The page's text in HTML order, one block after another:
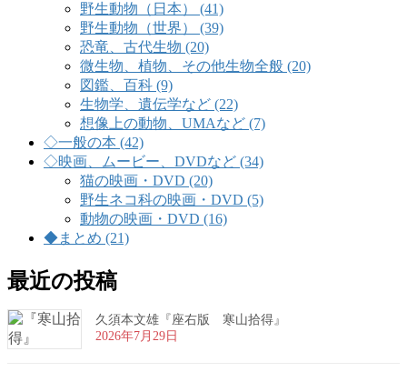
野生動物（日本） (41)
野生動物（世界） (39)
恐竜、古代生物 (20)
微生物、植物、その他生物全般 (20)
図鑑、百科 (9)
生物学、遺伝学など (22)
想像上の動物、UMAなど (7)
◇一般の本 (42)
◇映画、ムービー、DVDなど (34)
猫の映画・DVD (20)
野生ネコ科の映画・DVD (5)
動物の映画・DVD (16)
◆まとめ (21)
最近の投稿
久須本文雄『座右版 寒山拾得』
2026年7月29日